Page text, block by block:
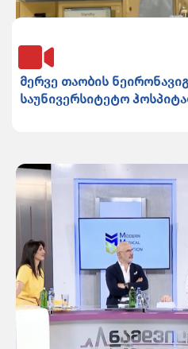
მერვე თაობის
საუნივერსიტეტო